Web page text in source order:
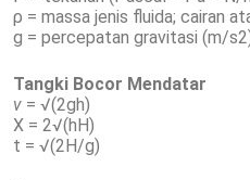
ρ = massa jenis fluida; cairan
g = percepatan gravitasi (m/
Tangki Bocor Mendatar
v = √(2gh)
X = 2√(hH)
t = √(2H/g)